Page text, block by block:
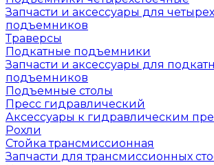
Запчасти и аксессуары для
подъемников
Траверсы
Подкатные подъемники
Запчасти и аксессуары для
подъемников
Подъемные столы
Пресс гидравлический
Аксессуары к гидравлическим
Рохли
Стойка трансмиссионная
Запчасти для трансмиссионных